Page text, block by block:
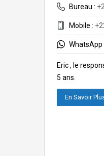
Bureau :
Mobile :
WhatsApp
Eric , le
5 ans.
En Savoir